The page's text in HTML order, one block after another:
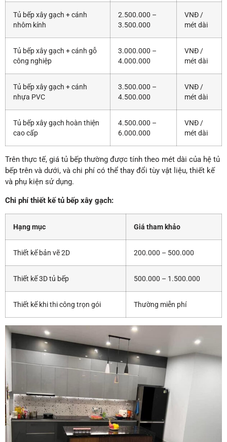
Tủ bếp xây gạch + cánh
nhôm kính
2.500.000 –
3.500.000
VNĐ /
mét dài
Tủ bếp xây gạch + cánh gỗ
công nghiệp
3.000.000 –
4.000.000
VNĐ /
mét dài
Tủ bếp xây gạch + cánh
nhựa PVC
3.500.000 –
4.500.000
VNĐ /
mét dài
Tủ bếp xây gạch hoàn thiện
cao cấp
4.500.000 –
6.000.000
VNĐ /
mét dài
Trên thực tế, giá tủ bếp thường được tính theo mét dài của hệ tủ
bếp trên và dưới, và chi phí có thể thay đổi tùy vật liệu, thiết kế
và phụ kiện sử dụng.
Chi phí thiết kế tủ bếp xây gạch:
Hạng mục Giá tham khảo
Thiết kế bản vẽ 2D 200.000 – 500.000
Thiết kế 3D tủ bếp 500.000 – 1.500.000
Thiết kế khi thi công trọn gói Thường miễn phí